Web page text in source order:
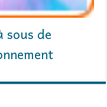
sous de